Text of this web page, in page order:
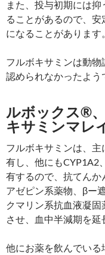
また、投与初期には
ることがあるので、
になることがあります。
フルボキサミンは動
認められなかったよう
ルボックス®
キサミンマレ
フルボキサミンは、
有し、他にもCYP1A2
有するので、抗てん
アゼピン系薬物、βー
クマリン系抗血液凝
させ、血中半減期を延
他にお薬を飲んでい